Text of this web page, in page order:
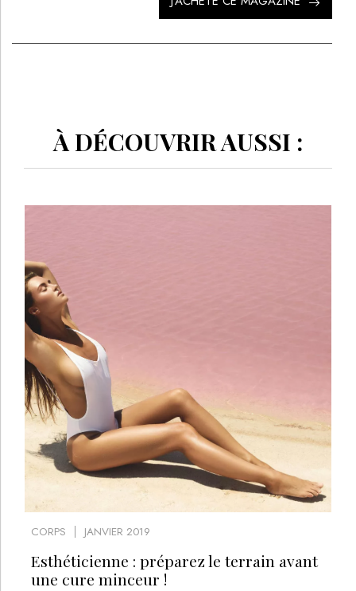
À DÉCOUVRIR AUSSI :
CORPS JANVIER 2019
Esthéticienne : préparez le terrain avant
une cure minceur !